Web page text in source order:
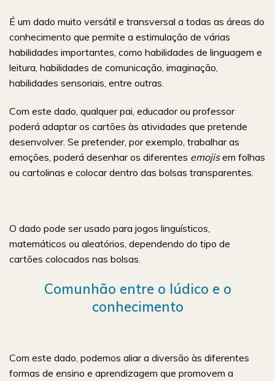
É um dado muito versátil e transversal a todas as áreas do
conhecimento que permite a estimulação de várias
habilidades importantes, como habilidades de linguagem e
leitura, habilidades de comunicação, imaginação,
habilidades sensoriais, entre outras.
Com este dado, qualquer pai, educador ou professor
poderá adaptar os cartões às atividades que pretende
desenvolver. Se pretender, por exemplo, trabalhar as
emoções, poderá desenhar os diferentes emojisem folhas
ou cartolinas e colocar dentro das bolsas transparentes.
O dado pode ser usado para jogos linguísticos,
matemáticos ou aleatórios, dependendo do tipo de
cartões colocados nas bolsas.
Comunhão entre o lúdico e o
conhecimento
Com este dado, podemos aliar a diversão às diferentes
formas de ensino e aprendizagem que promovem a